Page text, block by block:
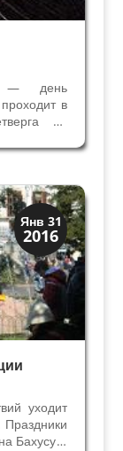
— день
в
11
со всей
Янв 31
2016
уходит
Бахусу и